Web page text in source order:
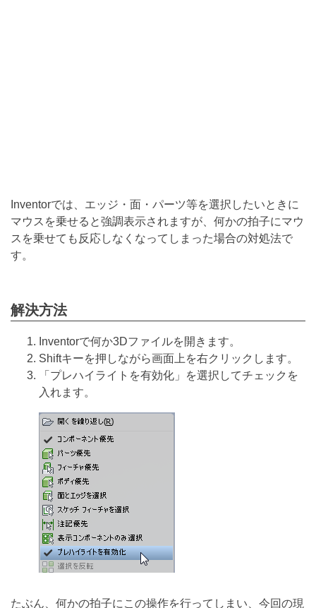
Inventorでは、エッジ・面・パーツ等を選択したいときに
マウスを乗せると強調表示されますが、何かの拍子にマウ
スを乗せても反応しなくなってしまった場合の対処法で
す。
解決方法
Inventorで何か3Dファイルを開きます。
Shiftキーを押しながら画面上を右クリックします。
「プレハイライトを有効化」を選択してチェックを
入れます。
たぶん、何かの拍子にこの操作を行ってしまい、今回の現